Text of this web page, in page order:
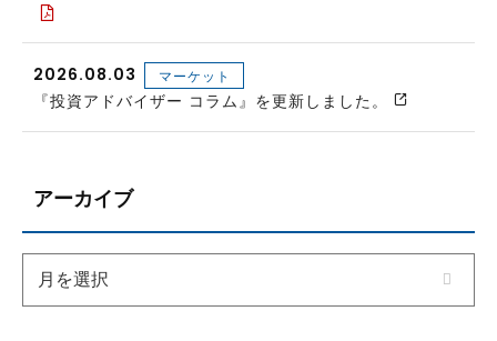
2026.08.03 マーケット
『投資アドバイザー コラム』を更新しました。
アーカイブ